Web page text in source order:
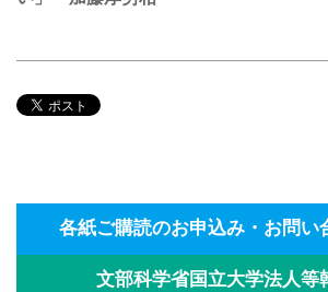
各紙ご購読のお申込み・お問い
文部科学省国立大学法人等